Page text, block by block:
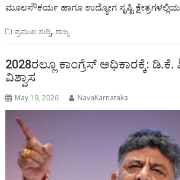
ಮೂಲಸೌಕರ್ಯ ಹಾಗೂ ಉದ್ಯೋಗ ಸೃಷ್ಟಿ
ಪ್ರಮುಖ ಸುದ್ದಿ,ರಾಜ್ಯ
2028ರಲ್ಲೂ ಕಾಂಗ್ರೆಸ್ ಅಧಿಕಾರಕ್ಕೆ:
ವಿಶ್ವಾಸ
May 19, 2026 NavaKarnataka